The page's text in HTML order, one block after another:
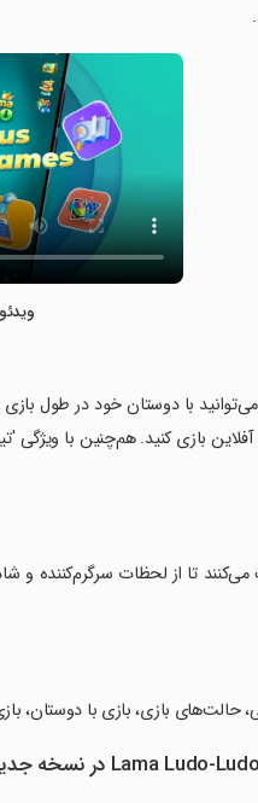
با دوستان خود در طول
حالت‌های بازی، بازی با دوستان،